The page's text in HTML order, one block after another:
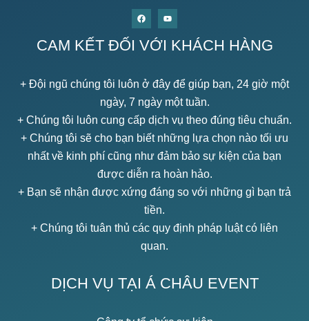
CAM KẾT ĐỐI VỚI KHÁCH HÀNG
+ Đội ngũ chúng tôi luôn ở đây để giúp bạn, 24 giờ một
ngày, 7 ngày một tuần.
+ Chúng tôi luôn cung cấp dịch vụ theo đúng tiêu chuẩn.
+ Chúng tôi sẽ cho bạn biết những lựa chọn nào tối ưu
nhất về kinh phí cũng như đảm bảo sự kiện của bạn
được diễn ra hoàn hảo.
+ Bạn sẽ nhận được xứng đáng so với những gì bạn trả
tiền.
+ Chúng tôi tuân thủ các quy định pháp luật có liên
quan.
DỊCH VỤ TẠI Á CHÂU EVENT